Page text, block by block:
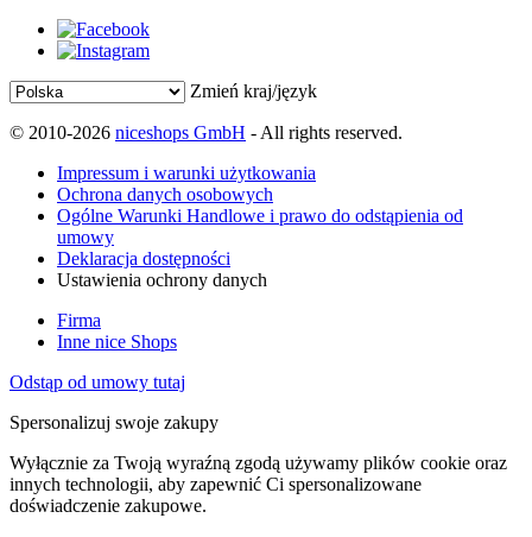
Zmień kraj/język
© 2010-2026 niceshops GmbH - All rights reserved.
Impressum i warunki użytkowania
Ochrona danych osobowych
Ogólne Warunki Handlowe i prawo do odstąpienia od
umowy
Deklaracja dostępności
Ustawienia ochrony danych
Firma
Inne nice Shops
Odstąp od umowy tutaj
Spersonalizuj swoje zakupy
Wyłącznie za Twoją wyraźną zgodą używamy plików cookie oraz
innych technologii, aby zapewnić Ci spersonalizowane
doświadczenie zakupowe.